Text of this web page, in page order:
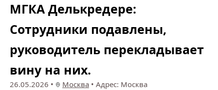
МГКА Делькредере:
Сотрудники подавлены,
руководитель перекладывает
вину на них.
26.05.2026 • Москва • Адрес: Москва